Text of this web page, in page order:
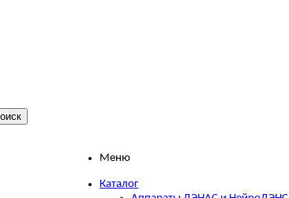
Меню
Каталог